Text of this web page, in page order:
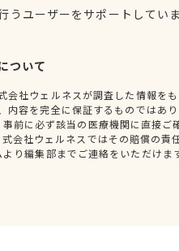
うユーザーをサポートしてい
ついて
社ウェルネスが調査した情報を
内容を完全に保証するものではあ
前に必ず該当の医療機関に直接ご
会社ウェルネスではその賠償の責
り編集部までご連絡をいただけま